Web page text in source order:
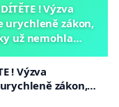
! Výzva
urychleně zákon,
už nemohla
! Výzva
zákon,
opakovat!